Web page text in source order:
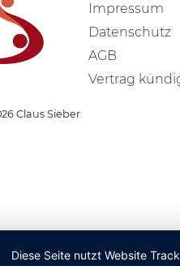
Impressum
Datenschutz
AGB
Vertrag
Claus Sieber
Diese Seite nutzt Website